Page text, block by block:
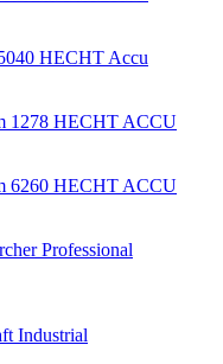
HECHT Accu
HECHT ACCU
HECHT ACCU
Professional
Industrial